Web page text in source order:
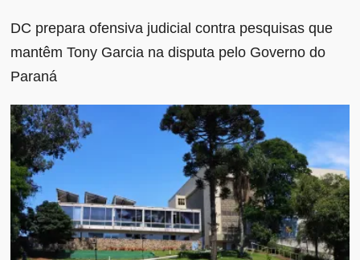
DC prepara ofensiva judicial contra pesquisas que
mantêm Tony Garcia na disputa pelo Governo do
Paraná